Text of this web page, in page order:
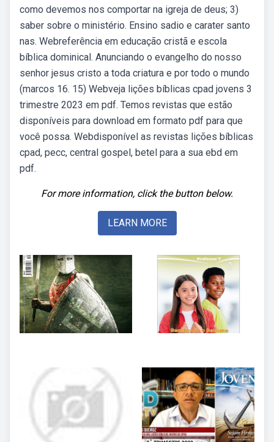
como devemos nos comportar na igreja de deus; 3)
saber sobre o ministério. Ensino sadio e carater santo
nas. Webreferência em educação cristã e escola
bíblica dominical. Anunciando o evangelho do nosso
senhor jesus cristo a toda criatura e por todo o mundo
(marcos 16. 15) Webveja lições bíblicas cpad jovens 3
trimestre 2023 em pdf. Temos revistas que estão
disponíveis para download em formato pdf para que
você possa. Webdisponível as revistas lições bíblicas
cpad, pecc, central gospel, betel para a sua ebd em
pdf.
For more information, click the button below.
LEARN MORE